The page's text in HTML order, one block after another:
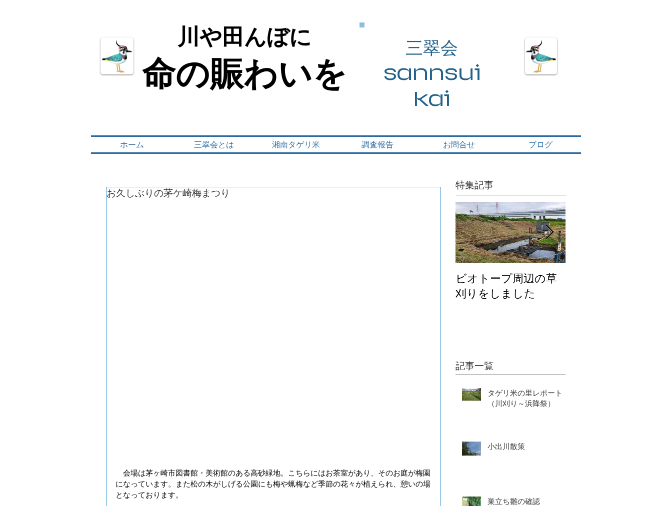
川や田んぼに
川や田んぼに
命の賑わいを
命の賑わいを
三翠会
sannsui​
kai
ホーム 三翠会とは 湘南タゲリ米 調査報告 お問合せ ブログ
お久しぶりの茅ケ崎梅まつり
会場は茅ヶ崎市図書館・美術館のある高砂緑地。こちらにはお茶室があり、そのお庭が梅園
になっています。また松の木がしげる公園にも梅や蝋梅など季節の花々が植えられ、憩いの場
となっております。
特集記事
ビオトープ周辺の草
刈りをしました
記事一覧
タゲリ米の里レポート
（川刈り～浜降祭）
小出川散策
巣立ち雛の確認